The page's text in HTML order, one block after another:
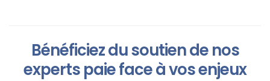
Bénéficiez du soutien de nos
experts paie face à vos enjeux